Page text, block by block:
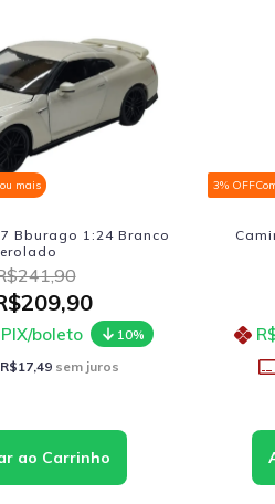
mais
Bburago 1:24 Branco
PIX/boleto
10%
R$17,49 sem juros
3% OFF